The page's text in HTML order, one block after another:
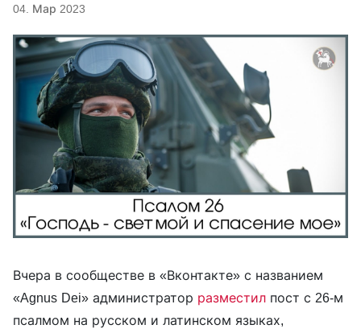
04. Мар 2023
Вчера в сообществе в «Вконтакте» с названием
«Agnus Dei» администратор разместил пост с 26-м
псалмом на русском и латинском языках,